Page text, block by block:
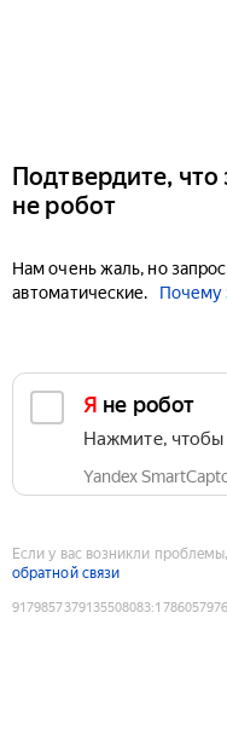
Подтвердите, что
не робот
Нам очень жаль, но
автоматические.
Почему
Я не робот
Нажмите,
Yandex
Если у вас возникли
обратной связи
9179857379135508083:1786057976